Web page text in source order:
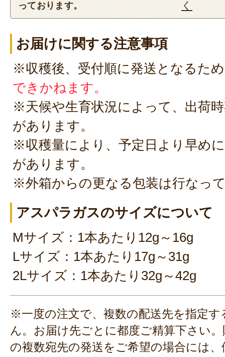
っております。
く
お届けに関する注意事項
※収穫後、受付順に発送となるため
できかねます。
※天候や生育状況によって、出荷
があります。
※収穫量により、予定日より早め
があります。
※外箱からの更なる包装は行なっ
アスパラガスのサイズについて
Mサイズ：1本あたり12g～16g
Lサイズ：1本あたり17g～31g
2Lサイズ：1本あたり32g～42g
※一度の注文で、複数の配送先を指定
ん。お届け先ごとに都度ご精算下さい
の複数宛先の発送をご希望の場合には、